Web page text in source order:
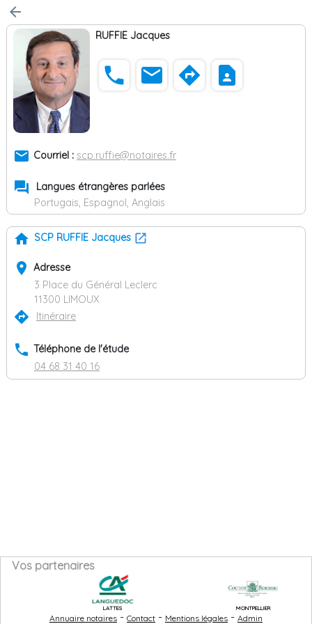
arrow_back
RUFFIE Jacques
phone email directions contact_page
email Courriel : scp.ruffie@notaires.fr
forum
Langues étrangères parlées
Portugais, Espagnol, Anglais
home SCP RUFFIE Jacques
place Adresse
3 Place du Général Leclerc
11300 LIMOUX
directions Itinéraire
phone Téléphone de l'étude
04 68 31 40 16
Vos partenaires
LATTES MONTPELLIER
Annuaire notaires - Contact - Mentions légales - Admin